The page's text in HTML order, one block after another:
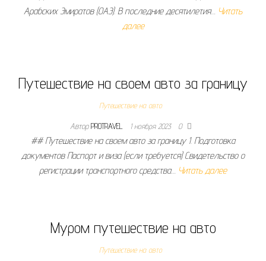
Арабских Эмиратов (ОАЭ). В последние десятилетия… Читать
далее
Путешествие на своем авто за границу
Путешествие на авто
АвторPROTRAVEL 1 ноября 2023 0
## Путешествие на своем авто за границу 1. Подготовка
документов Паспорт и виза (если требуется) Свидетельство о
регистрации транспортного средства… Читать далее
Муром путешествие на авто
Путешествие на авто